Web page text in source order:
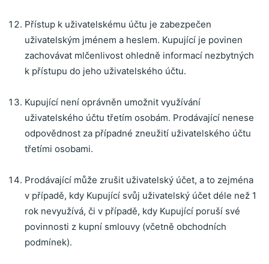
Přístup k uživatelskému účtu je zabezpečen
uživatelským jménem a heslem. Kupující je povinen
zachovávat mlčenlivost ohledně informací nezbytných
k přístupu do jeho uživatelského účtu.
Kupující není oprávněn umožnit využívání
uživatelského účtu třetím osobám. Prodávající nenese
odpovědnost za případné zneužití uživatelského účtu
třetími osobami.
Prodávající může zrušit uživatelský účet, a to zejména
v případě, kdy Kupující svůj uživatelský účet déle než 1
rok nevyužívá, či v případě, kdy Kupující poruší své
povinnosti z kupní smlouvy (včetně obchodních
podmínek).